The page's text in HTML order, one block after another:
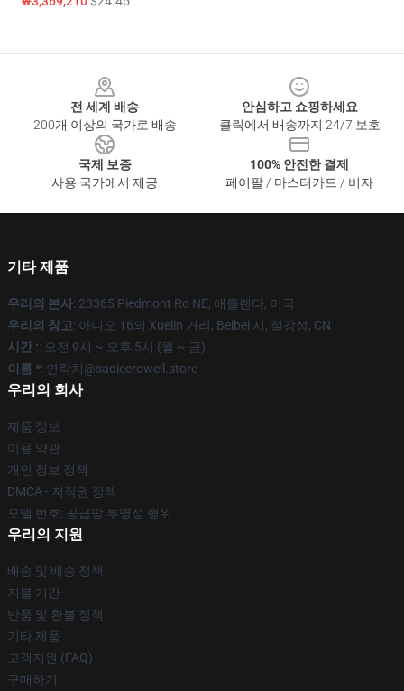
전 세계 배송
200개 이상의 국가로 배송
안심하고 쇼핑하세요
클릭에서 배송까지 24/7 보호
국제 보증
사용 국가에서 제공
100% 안전한 결제
페이팔 / 마스터카드 / 비자
기타 제품
우리의 본사: 23365 Piedmont Rd NE, 애틀랜타, 미국
우리의 창고: 아니오 16의 Xuelin 거리, Beibei 시, 절강성, CN
시간 :: 오전 9시 ~ 오후 5시 (월 ~ 금)
이름 *: 연락처@sadiecrowell.store
우리의 회사
제품 정보
이용 약관
개인 정보 정책
DMCA - 저작권 정책
모델 번호: 공급망 투명성 행위
우리의 지원
배송 및 배송 정책
지불 기간
반품 및 환불 정책
기타 제품
고객지원 (FAQ)
구매하기